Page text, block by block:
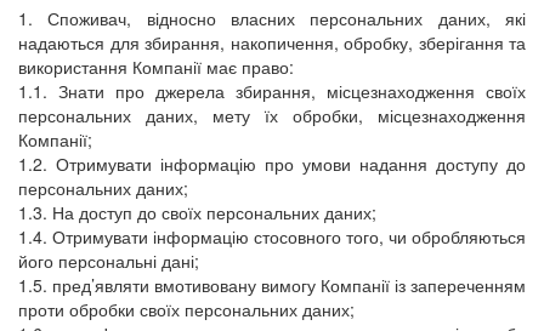
1. Споживач, відносно власних персональних даних, які
надаються для збирання, накопичення, обробку, зберігання та
використання Компанії має право:
1.1. Знати про джерела збирання, місцезнаходження своїх
персональних даних, мету їх обробки, місцезнаходження
Компанії;
1.2. Отримувати інформацію про умови надання доступу до
персональних даних;
1.3. На доступ до своїх персональних даних;
1.4. Отримувати інформацію стосовного того, чи обробляються
його персональні дані;
1.5. пред’являти вмотивовану вимогу Компанії із запереченням
проти обробки своїх персональних даних;